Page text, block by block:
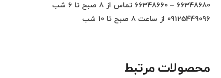
66348680 – 66348660 تماس از 8 صبح تا 6 شب
09125449096 از ساعت 8 صبح تا 10 شب
محصولات مرتبط